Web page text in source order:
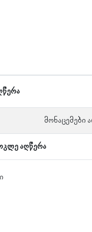
მონაცემები
აღწერა